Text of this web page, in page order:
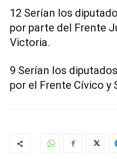
12 Serían los
por parte del Frente
Victoria.
9 Serían los
por el Frente Cívico y